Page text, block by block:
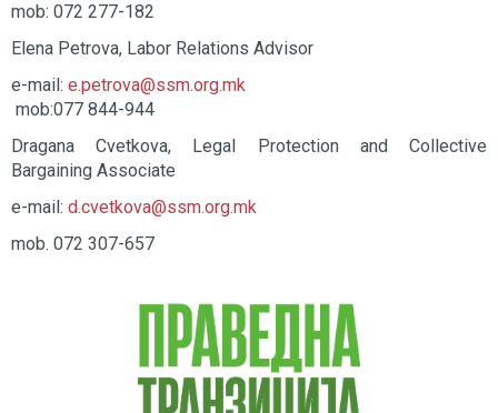
mob: 072 277-182
Elena Petrova, Labor Relations Advisor
e-mail: e.petrova@ssm.org.mk
mob:077 844-944
Dragana Cvetkova, Legal Protection and Collective
Bargaining Associate
e-mail: d.cvetkova@ssm.org.mk
mob. 072 307-657